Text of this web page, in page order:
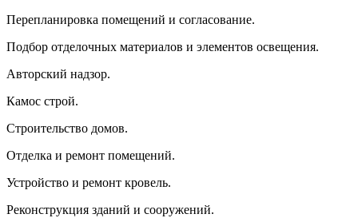
Перепланировка помещений и согласование.
Подбор отделочных материалов и элементов освещения.
Авторский надзор.
Камос строй.
Строительство домов.
Отделка и ремонт помещений.
Устройство и ремонт кровель.
Реконструкция зданий и сооружений.